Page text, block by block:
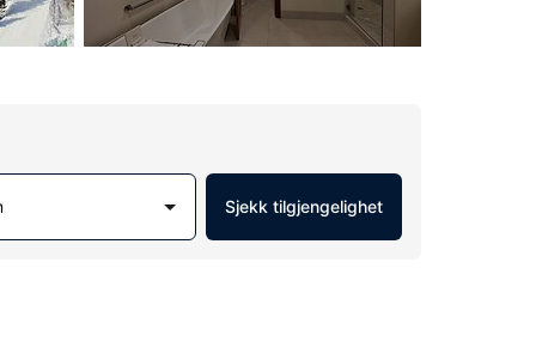
Sjekk tilgjengelighet